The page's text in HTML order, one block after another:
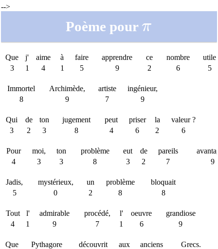
-->
Poème pour \pi
π
Que j' aime à faire apprendre ce nombre
utile
3
1 4 1 5 9 2 6 5
Immortel Archimède, artiste
ingénieur,
8
9 7 9
Qui de ton jugement peut priser la
valeur ?
3
2 3 8 4 6 2 6
Pour moi, ton problème eut de pareils
4
3 3 8 3 2 7 9
Jadis, mystérieux, un problème
bloquait
5
0 2 8 8
Tout l' admirable procédé, l' oeuvre
grandiose
4
1 9 7 1 6 9
Que Pythagore découvrit aux anciens
Grecs.